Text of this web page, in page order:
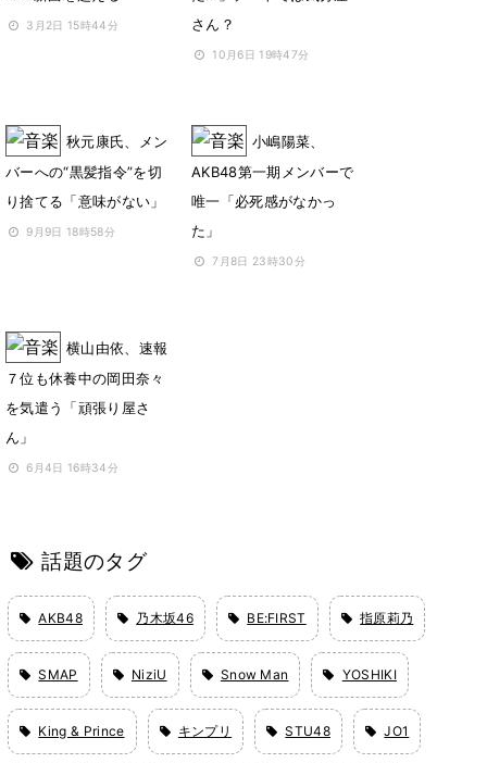
3月2日 15時44分
さん？
10月6日 19時47分
秋元康氏、メン
バーへの“黒髪指令”を切
り捨てる「意味がない」
9月9日 18時58分
小嶋陽菜、
AKB48第一期メンバーで
唯一「必死感がなかっ
た」
7月8日 23時30分
横山由依、速報
７位も休養中の岡田奈々
を気遣う「頑張り屋さ
ん」
6月4日 16時34分
話題のタグ
AKB48 乃木坂46 BE:FIRST 指原莉乃
SMAP NiziU Snow Man YOSHIKI
King & Prince キンプリ STU48 JO1